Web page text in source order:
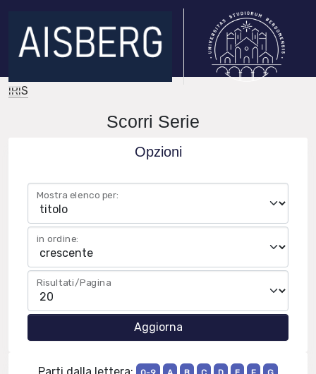
IRIS
Scorri Serie
Opzioni
Mostra elenco per:
in ordine:
Risultati/Pagina